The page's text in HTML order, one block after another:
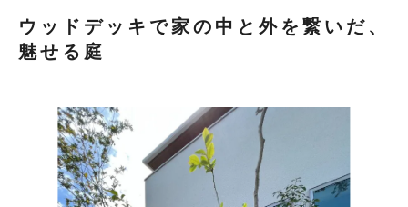
ウッドデッキで家の中と外を繋いだ、
魅せる庭